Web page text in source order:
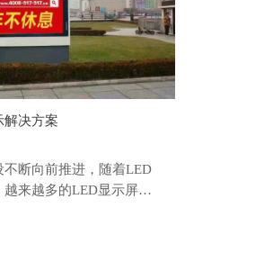
解决方案
断向前推进，随着LED
来越多的LED显示屏进